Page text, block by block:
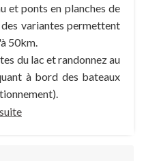
et ponts en planches de
variantes permettent
50km.
du lac et randonnez au
à bord des bateaux